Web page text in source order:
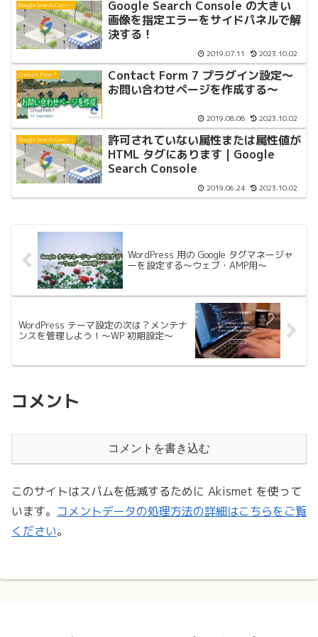
Google Search Console
Google Search Console の大きい
画像を指定エラーをサイドパネルで解
決する！
2019.07.11 2023.10.02
Contact Form 7
Contact Form 7 プラグイン設定〜
お問い合わせページを作成する〜
2019.08.08 2023.10.02
Google Search Console
許可されていない属性または属性値が
HTML タグにあります | Google
Search Console
2019.06.24 2023.10.02
WordPress 用の Google タグマネージャ
ーを設定する〜ウェブ・AMP用〜
WordPress テーマ設定の次は？メンテナ
ンスを管理しよう！〜WP 初期設定〜
コメント
コメントを書き込む
このサイトはスパムを低減するために Akismet を使って
います。 コメントデータの処理方法の詳細はこちらをご覧
ください。